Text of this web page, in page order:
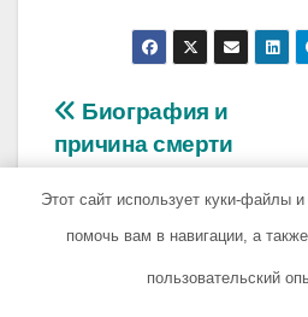
Навигация
по
записям
Биография и
причина смерти
Хоя Юрия —
подробности на
Википедии
Этот сайт использует куки-файлы
помочь вам в навигации, а
пользовательский